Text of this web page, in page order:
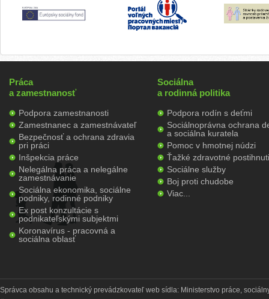
Práca
a zamestnanosť
Podpora zamestnanosti
Zamestnanec a zamestnávateľ
Bezpečnosť a ochrana zdravia
pri práci
Inšpekcia práce
Nelegálna práca a nelegálne
zamestnávanie
Sociálna ekonomika, sociálne
podniky, rodinné podniky
Ex post konzultácie s
podnikateľskými subjektmi
Koronavírus - pracovná a
sociálna oblasť
Sociálna
a rodinná politika
Podpora rodín s deťmi
Sociálnoprávna ochrana
a sociálna kuratela
Pomoc v hmotnej núdzi
Ťažké zdravotné
Sociálne služby
Boj proti chudobe
Viac...
Správca obsahu a technický prevádzkovateľ web sídla: Ministerstvo práce,